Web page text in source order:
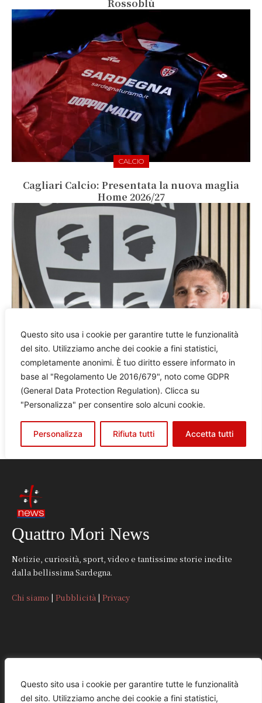
Questo sito usa i cookie per garantire tutte le funzionalità
del sito. Utilizziamo anche dei cookie a fini statistici,
Quattro Mori News
Notizie, curiosità, sport, video e tantissime storie inedite
dalla bellissima Sardegna.
Chi siamo | Pubblicità | Privacy
CONTATTI